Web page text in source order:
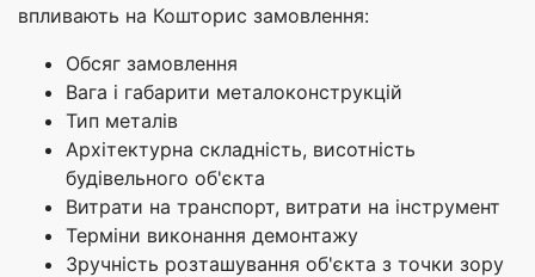
впливають на Кошторис замовлення:
Обсяг замовлення
Вага і габарити металоконструкцій
Тип металів
Архітектурна складність, висотність
будівельного об'єкта
Витрати на транспорт, витрати на інструмент
Терміни виконання демонтажу
Зручність розташування об'єкта з точки зору